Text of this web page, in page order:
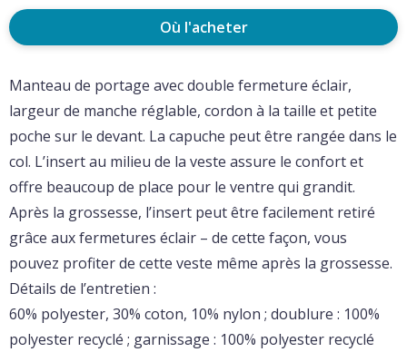
Où l'acheter
Manteau de portage avec double fermeture éclair,
largeur de manche réglable, cordon à la taille et petite
poche sur le devant. La capuche peut être rangée dans le
col. L’insert au milieu de la veste assure le confort et
offre beaucoup de place pour le ventre qui grandit.
Après la grossesse, l’insert peut être facilement retiré
grâce aux fermetures éclair – de cette façon, vous
pouvez profiter de cette veste même après la grossesse.
Détails de l’entretien :
60% polyester, 30% coton, 10% nylon ; doublure : 100%
polyester recyclé ; garnissage : 100% polyester recyclé